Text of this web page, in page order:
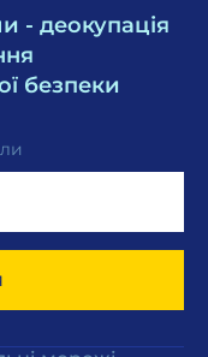
- деокупація
безпеки